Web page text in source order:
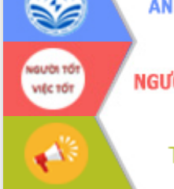
công tác cải cách thủ tục hành chính
tại Trung tâm Phục vụ hành chính
công tỉnh
Đắk Lắk: Tôn vinh 46 giải pháp tại Hội
thi Sáng tạo Kỹ thuật 2024 - 2025
Đắk Lắk rà soát, điều chỉnh Đề án 190
về phát triển nuôi trồng thủy sản
Phó Chủ tịch UBND tỉnh Đắk Lắk
Trương Công Thái kiểm tra thực địa
Dự án cao tốc Khánh Hòa - Buôn Ma
Thuột